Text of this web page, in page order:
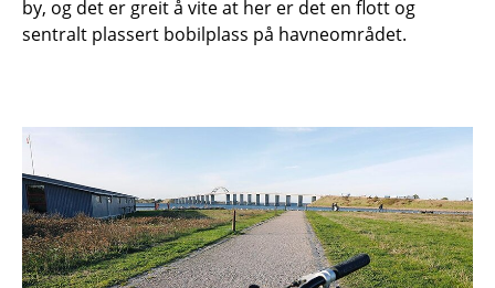
by, og det er greit å vite at her er det en flott og
sentralt plassert bobilplass på havneområdet.